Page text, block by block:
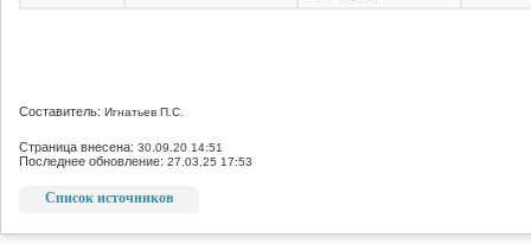
Составитель: Игнатьев П.С.
Страница внесена: 30.09.20 14:51
Последнее обновление: 27.03.25 17:53
Список источников